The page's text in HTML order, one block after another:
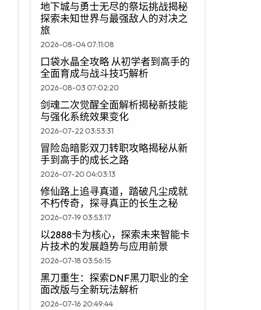
地下城与勇士无尽的祭坛挑战揭秘
探索未知世界与最强敌人的对决之
旅
2026-08-04 07:11:08
口袋水晶全攻略 从初学者到高手的
全面育成与战斗技巧解析
2026-08-03 07:02:20
剑魂二次觉醒全面解析揭秘新技能
与强化系统效果变化
2026-07-22 03:53:31
冒险岛暗影双刀转职攻略揭秘从新
手到高手的成长之路
2026-07-20 04:03:13
修仙路上追寻真道，踏破凡尘成就
不朽传奇，探寻真正的长生之秘
2026-07-19 03:53:17
以2888卡为核心，探索未来智能卡
片技术的发展趋势与应用前景
2026-07-18 03:56:15
黑刀重生：探索DNF黑刀职业的全
面改版与全新玩法解析
2026-07-16 20:49:44